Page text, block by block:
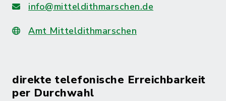
info@mitteldithmarschen.de
Amt Mitteldithmarschen
direkte telefonische Erreichbarkeit
per Durchwahl